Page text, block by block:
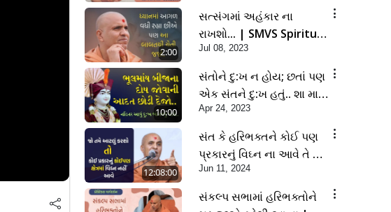
પરિબળો | SMVS | 2023
2:00
સત્સંગમાં અહંકાર ના
રાખશો... | SMVS Spiritual
Journey
Jul 08, 2023
10:00
સંતોને દુ:ખ ન હોય; છતાં પણ
એક સંતને દુ:ખ હતું.. શા માટે
? | SMVS Spiritual
Journey |
Swaminarayan
Apr 24, 2023
12:08:00
સંત કે હરિભક્તને કોઈ પણ
પ્રકારનું વિઘ્ન ના આવે તે માટે
શું કરવું ? | SMVS Spiritual
Journey
Jun 11, 2024
સંકલ્પ સભામાં હરિભક્તોને